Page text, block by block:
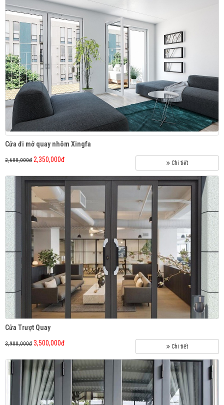
Cửa đi mở quay nhôm Xingfa
2,600,000đ 2,350,000đ Chi tiết
Cửa Trượt Quay
3,900,000đ 3,500,000đ Chi tiết
Cửa gỗ tự nhiên MOKUBARD
Cửa gara khổ lớn ROLLBARD